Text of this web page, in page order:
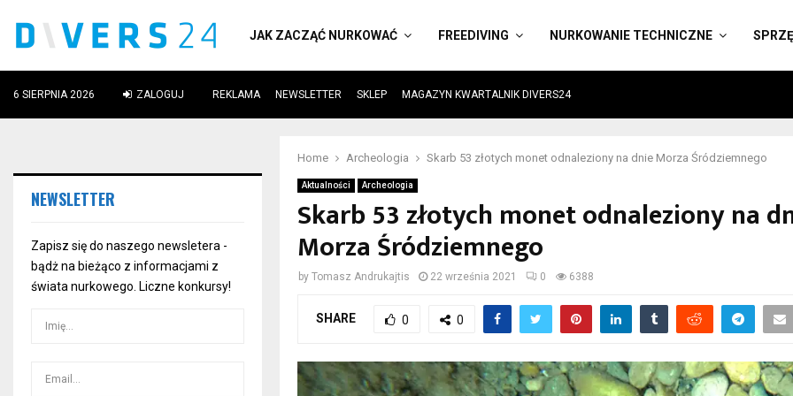
JAK ZACZĄĆ NURKOWAĆ FREEDIVING NURKOWANIE TECHNICZNE
6 SIERPNIA 2026 ZALOGUJ REKLAMA NEWSLETTER SKLEP MAGAZYN KWARTALNIK DIVERS24
Home Archeologia Skarb 53 złotych monet odnaleziony na dnie Morza Śródziemnego
Aktualności Archeologia
Skarb 53 złotych monet odnaleziony na
Morza Śródziemnego
byTomasz Andrukajtis 22 września 2021 0 6388
SHARE 0 0
NEWSLETTER
Zapisz się do naszego newsletera -
bądż na bieżąco z informacjami z
świata nurkowego. Liczne konkursy!